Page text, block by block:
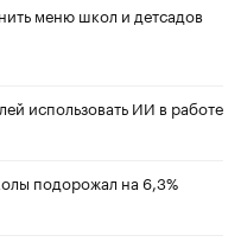
меню школ и детсадов
использовать ИИ в работе
подорожал на 6,3%